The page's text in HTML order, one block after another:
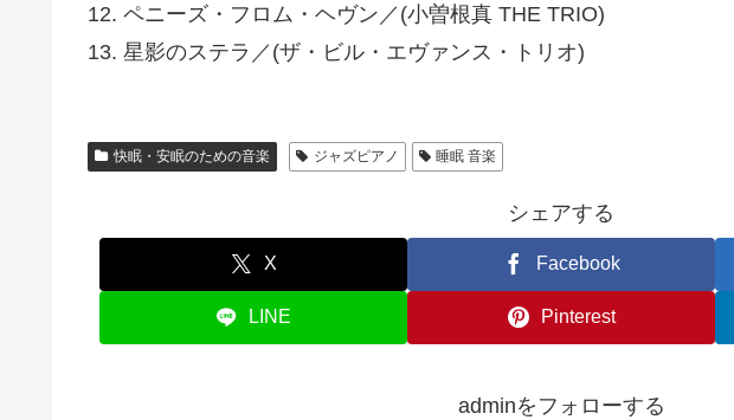
12. ペニーズ・フロム・ヘヴン／(小曽根真 THE TRIO)
13. 星影のステラ／(ザ・ビル・エヴァンス・トリオ)
快眠・安眠のための音楽 ジャズピアノ 睡眠 音楽
シェアする
X Facebook
LINE Pinterest
adminをフォローする